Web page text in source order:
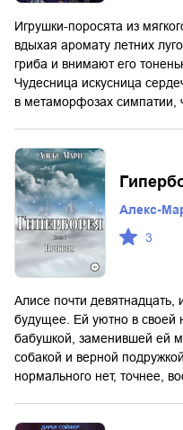
Игрушки-поросята из
вдыхая аромату летних
гриба и внимают его
Чудесница искусница
в метаморфозах симпатии,
Алекс-
3
Алисе почти девятнадцать,
будущее. Ей уютно в
бабушкой, заменившей ей
собакой и верной
нормального нет, точнее,